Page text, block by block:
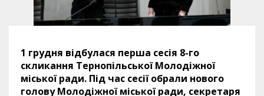
1 грудня відбулася перша сесія 8-го
скликання Тернопільської Молодіжної
міської ради. Під час сесії обрали нового
голову Молодіжної міської ради, секретаря